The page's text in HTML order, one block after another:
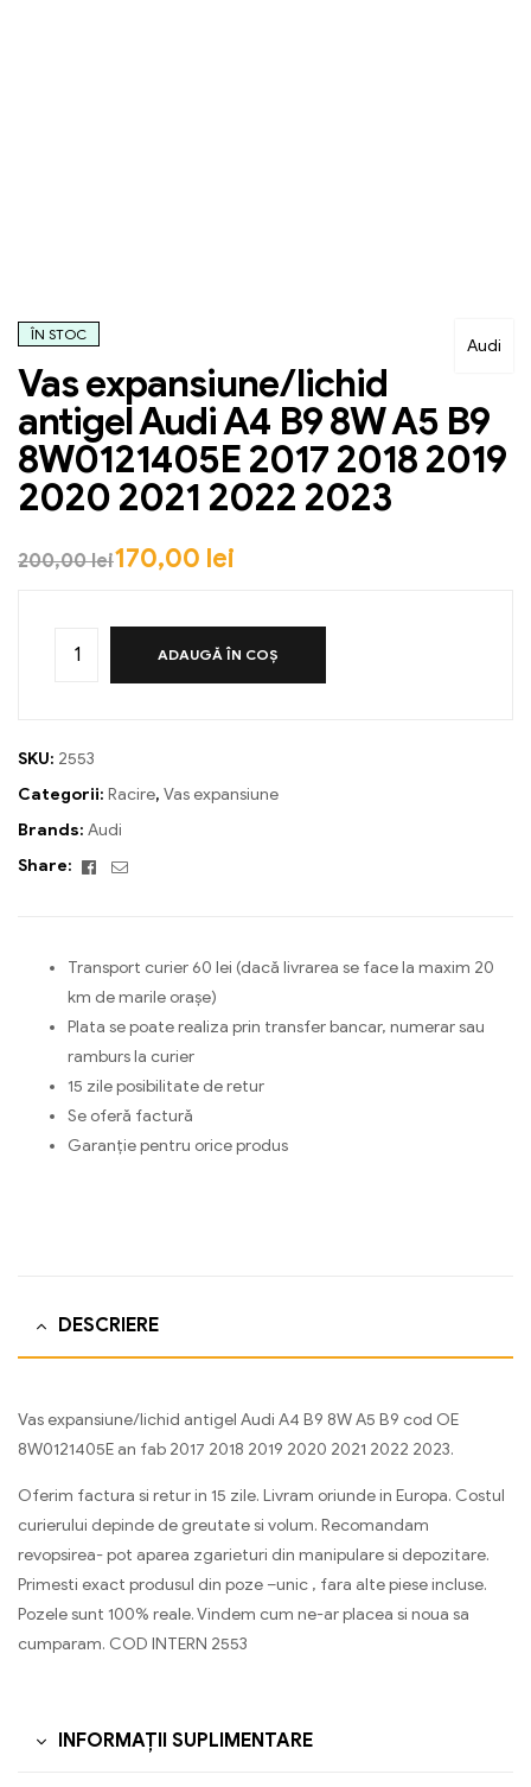
Audi
ÎN STOC
Vas expansiune/lichid
antigel Audi A4 B9 8W A5 B9
8W0121405E 2017 2018 2019
2020 2021 2022 2023
200,00lei170,00 lei
ADAUGĂ ÎN COȘ
SKU: 2553
Categorii: Racire, Vas expansiune
Brands: Audi
Share:
Facebook
Email
Transport curier 60 lei (dacă livrarea se face la maxim 20
km de marile orașe)
Plata se poate realiza prin transfer bancar, numerar sau
ramburs la curier
15 zile posibilitate de retur
Se oferă factură
Garanție pentru orice produs
DESCRIERE
Vas expansiune/lichid antigel Audi A4 B9 8W A5 B9 cod OE
8W0121405E an fab 2017 2018 2019 2020 2021 2022 2023.
Oferim factura si retur in 15 zile. Livram oriunde in Europa. Costul
curierului depinde de greutate si volum. Recomandam
revopsirea- pot aparea zgarieturi din manipulare si depozitare.
Primesti exact produsul din poze –unic , fara alte piese incluse.
Pozele sunt 100% reale. Vindem cum ne-ar placea si noua sa
cumparam. COD INTERN 2553
INFORMAȚII SUPLIMENTARE